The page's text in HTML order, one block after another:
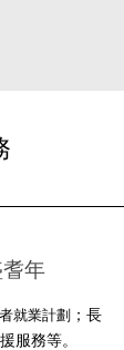
年
就業計劃 ； 長
服務等。